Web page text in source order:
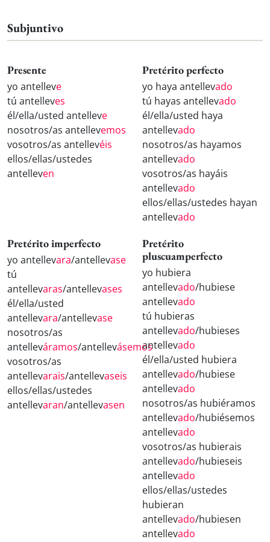
Subjuntivo
Presente
yo antelleve
tú antelleves
él/ella/usted antelleve
nosotros/as antellevemos
vosotros/as antellevéis
ellos/ellas/ustedes
antelleven
Pretérito perfecto
yo haya antellevado
tú hayas antellevado
él/ella/usted haya
antellevado
nosotros/as hayamos
antellevado
vosotros/as hayáis
antellevado
ellos/ellas/ustedes hayan
antellevado
Pretérito imperfecto
yo antellevara/antellevase
tú
antellevaras/antellevases
él/ella/usted
antellevara/antellevase
nosotros/as
antelleváramos/antellevásemos
vosotros/as
antellevarais/antellevaseis
ellos/ellas/ustedes
antellevaran/antellevasen
Pretérito
pluscuamperfecto
yo hubiera
antellevado/hubiese
antellevado
tú hubieras
antellevado/hubieses
antellevado
él/ella/usted hubiera
antellevado/hubiese
antellevado
nosotros/as hubiéramos
antellevado/hubiésemos
antellevado
vosotros/as hubierais
antellevado/hubieseis
antellevado
ellos/ellas/ustedes
hubieran
antellevado/hubiesen
antellevado